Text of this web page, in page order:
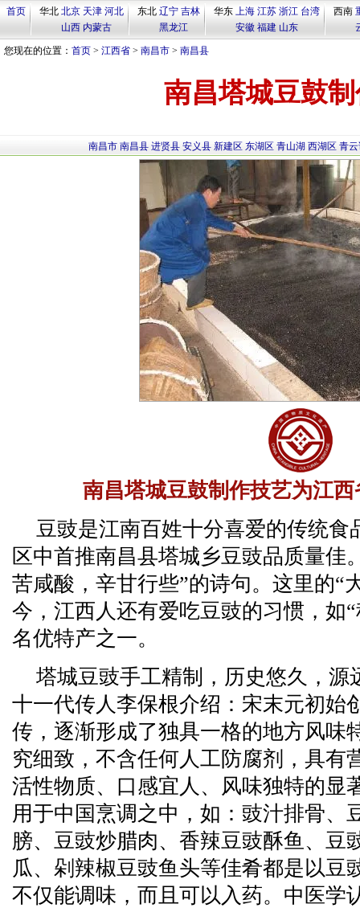
首页 华北 北京 天津 河北
山西 内蒙古
东北 辽宁 吉林
黑龙江
华东 上海 江苏 浙江 台湾
安徽 福建 山东
西南
您现在的位置： 首页 > 江西省 > 南昌市 > 南昌县
南昌塔城豆鼓
南昌市 南昌县 进贤县 安义县 新建区 东湖区 青山湖 西湖区 青
南昌塔城豆鼓制作技艺为江
豆豉是江南百姓十分喜爱的传统食
区中首推南昌县塔城乡豆豉品质量佳
苦咸酸，辛甘行些”的诗句。这里的“
今，江西人还有爱吃豆豉的习惯，如
名优特产之一。
塔城豆豉手工精制，历史悠久，源
十一代传人李保根介绍：宋末元初始
传，逐渐形成了独具一格的地方风味
究细致，不含任何人工防腐剂，具有
活性物质、口感宜人、风味独特的显
用于中国烹调之中，如：豉汁排骨、
膀、豆豉炒腊肉、香辣豆豉酥鱼、豆
瓜、剁辣椒豆豉鱼头等佳肴都是以豆
不仅能调味，而且可以入药。中医学